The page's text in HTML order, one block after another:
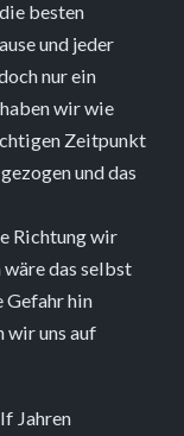
besten
und jeder
nur ein
wir wie
Zeitpunkt
und das
Richtung wir
das selbst
Gefahr hin
wir uns auf
Jahren